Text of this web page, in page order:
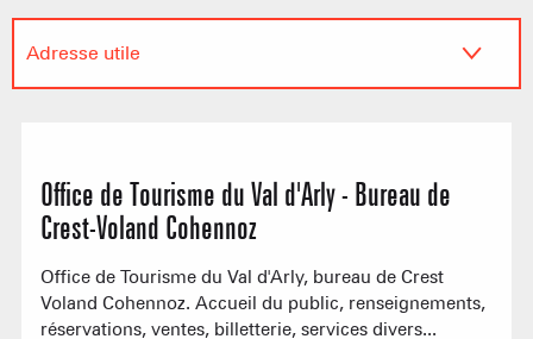
Adresse utile
En lien avec
Office de Tourisme du Val d'Arly - Bureau de
Crest-Voland Cohennoz
Office de Tourisme du Val d'Arly, bureau de Crest
Voland Cohennoz. Accueil du public, renseignements,
réservations, ventes, billetterie, services divers...